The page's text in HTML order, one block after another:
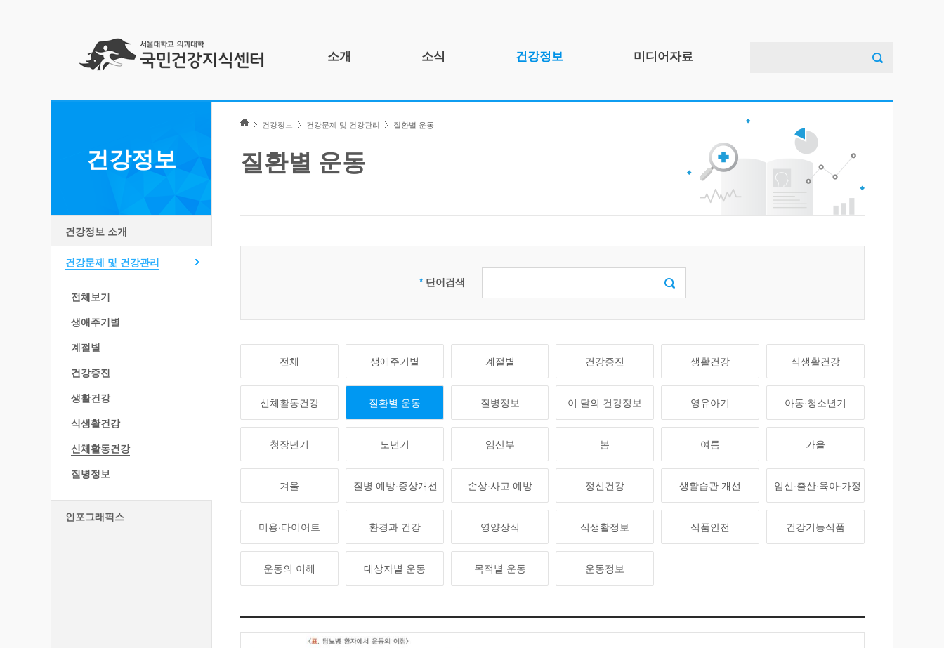
소개
개요
연혁
조직도
소식
건강뉴스
건강정보 미디어자료
건강정보 건강문제 및 건강관리 질환별 운동
질환별 운동
* 단어검색
전체 생애주기별 계절별 건강증진 생활건강 식생활건강
신체활동건강 질환별 운동 질병정보 이 달의 건강정보 영유아기 아동·청소년기
청장년기 노년기 임산부 봄 여름 가을
겨울 질병 예방·증상개선 손상·사고 예방 정신건강 생활습관 개선 임신·출산·육아·가정
미용·다이어트 환경과 건강 영양상식 식생활정보 식품안전 건강기능식품
운동의 이해 대상자별 운동 목적별 운동 운동정보
건강정보
건강정보 소개
건강문제 및 건강관리
전체보기
생애주기별
계절별
건강증진
생활건강
식생활건강
신체활동건강
질병정보
인포그래픽스